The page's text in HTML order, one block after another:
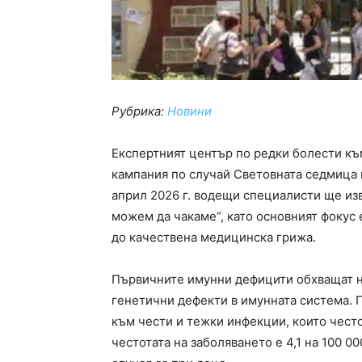
Рубрика: Новини
Експертният център по редки болести
кампания по случай Световната
април 2026 г. водещи специалисти ще
можем да чакаме“, като основният фокус
до качествена медицинска грижа.
Първичните имунни дефицити обхващат
генетични дефекти в имунната система.
към чести и тежки инфекции, които
честотата на заболяването е 4,1 на 100